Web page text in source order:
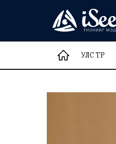
УЛС ТӨР